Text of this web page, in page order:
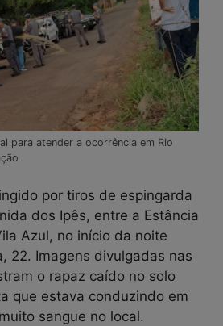
para atender a ocorrência em Rio
por tiros de espingarda
dos Ipês, entre a Estância
Azul, no início da noite
22. Imagens divulgadas nas
o rapaz caído no solo
que estava conduzindo em
sangue no local.